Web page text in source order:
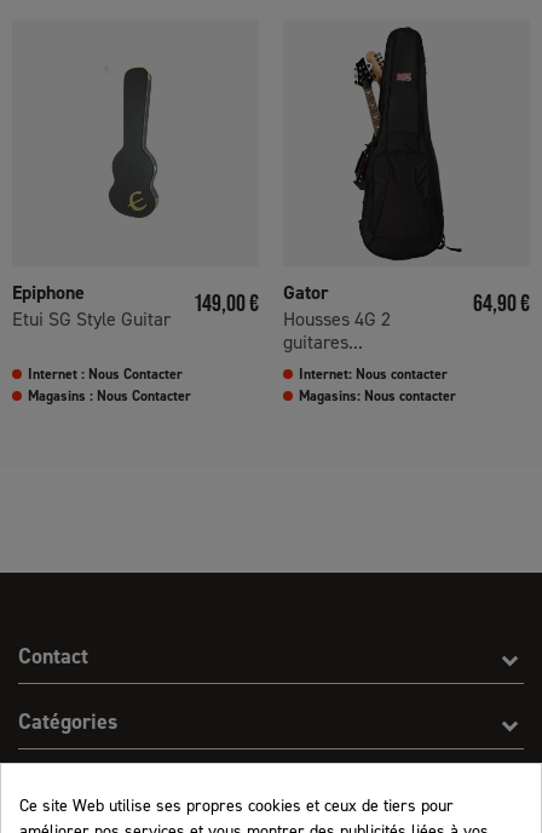
Epiphone
Etui SG Style Guitar
Prix
149,00 €
Internet : Nous Contacter
Magasins : Nous Contacter
Gator
Housses 4G 2
guitares...
Prix
64,90 €
Internet: Nous contacter
Magasins: Nous contacter
Contact
Catégories
Ce site Web utilise ses propres cookies et ceux de tiers pour